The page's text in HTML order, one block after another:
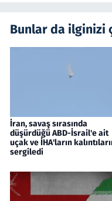
Bunlar da ilginizi
İran, savaş sırasında
düşürdüğü ABD-İsrail'e ait
uçak ve İHA'ların
sergiledi